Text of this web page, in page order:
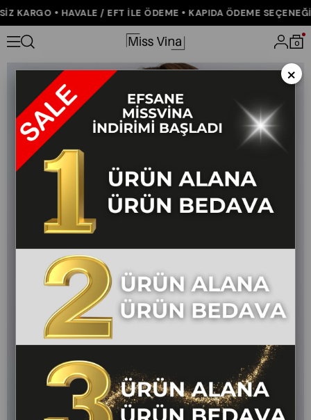
KARGO • HAVALE / EFT İLE ÖDEME • KAPIDA ÖDEME SEÇENEĞİ
0
Anasayfa ÇOK SATANLAR
×